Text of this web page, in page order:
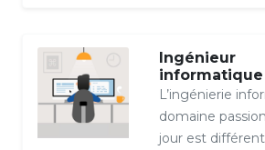
Ingénieur
informatique
L’ingénierie
domaine
jour est